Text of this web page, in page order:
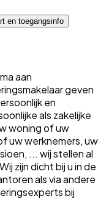
en toegangsinfo
aan
geven
en
als zakelijke
woning of uw
uw werknemers, uw
... wij stellen al
zijn dicht bij u in de
als via andere
bij